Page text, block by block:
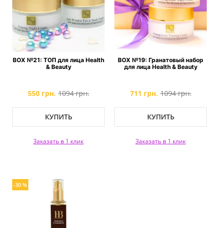
BOX №21: ТОП для лица Health
& Beauty
550 грн. 1094 грн.
КУПИТЬ
Заказать в 1 клик
BOX №19: Гранатовый набор
для лица Health & Beauty
711 грн. 1094 грн.
КУПИТЬ
Заказать в 1 клик
-30 %